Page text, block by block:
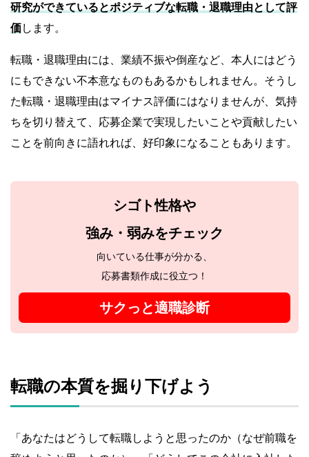
研究ができているとポジティブな転職・退職理由として評
価します。
転職・退職理由には、業績不振や倒産など、本人にはどう
にもできない不本意なものもあるかもしれません。そうし
た転職・退職理由はマイナス評価にはなりませんが、気持
ちを切り替えて、応募企業で実現したいことや貢献したい
ことを前向きに語れれば、好印象になることもあります。
シゴト性格や
強み・弱みをチェック
向いている仕事が分かる、
応募書類作成に役立つ！
サクっと適職診断
転職の本質を掘り下げよう
「あなたはどうして転職しようと思ったのか（なぜ前職を